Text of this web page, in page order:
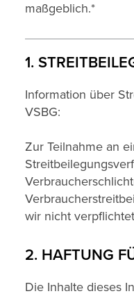
maßgeblich.*
1.
Information über
VSBG:
Zur Teilnahme an
wir nicht
2. HAFTUNG
Die Inhalte dieses